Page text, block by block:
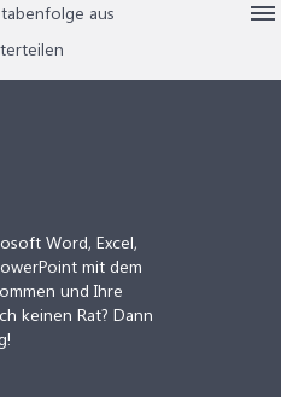
aus
Word, Excel,
mit dem
und Ihre
keinen Rat? Dann